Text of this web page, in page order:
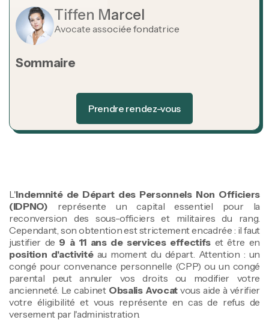
L'Indemnité de Départ des Personnels Non Officiers
(IDPNO) représente un capital essentiel pour la
reconversion des sous-officiers et militaires du rang.
Cependant, son obtention est strictement encadrée : il faut
justifier de 9 à 11 ans de services effectifs et être en
position d'activitéau moment du départ. Attention : un
congé pour convenance personnelle (CPP) ou un congé
parental peut annuler vos droits ou modifier votre
ancienneté. Le cabinet Obsalis Avocatvous aide à vérifier
votre éligibilité et vous représente en cas de refus de
versement par l'administration.
Tiffen Marcel
Avocate associée fondatrice
Sommaire
Prendre rendez-vous
Prendre rendez-vous